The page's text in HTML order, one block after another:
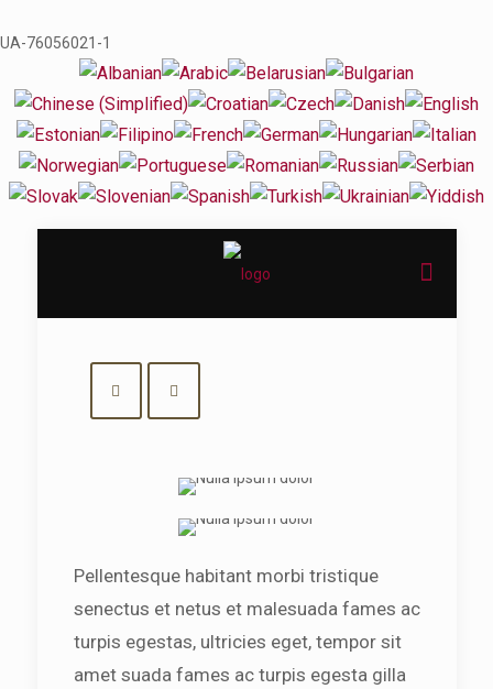
UA-76056021-1
Pellentesque habitant morbi tristique
senectus et netus et malesuada fames ac
turpis egestas, ultricies eget, tempor sit
amet suada fames ac turpis egesta gilla